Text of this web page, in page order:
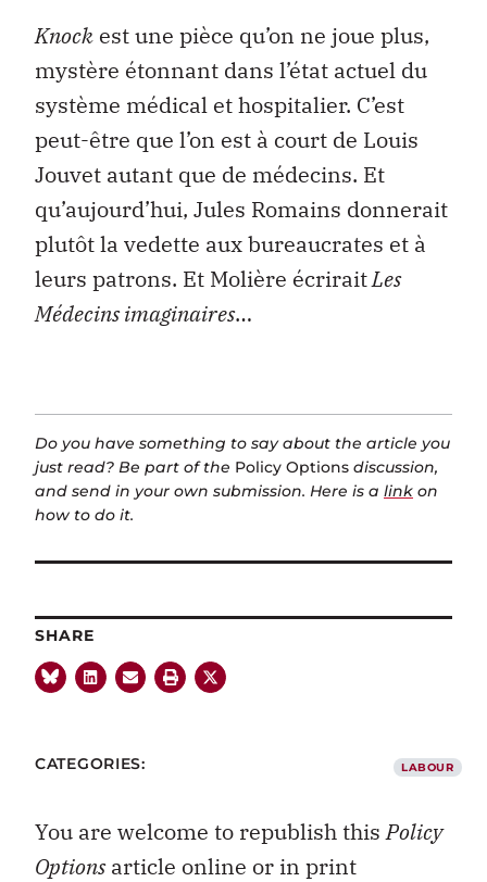
Knock est une pièce qu’on ne joue plus,
mystère étonnant dans l’état actuel du
système médical et hospitalier. C’est
peut-être que l’on est à court de Louis
Jouvet autant que de médecins. Et
qu’aujourd’hui, Jules Romains donnerait
plutôt la vedette aux bureaucrates et à
leurs patrons. Et Molière écriraitLes
Médecins imaginaires…
Do you have something to say about the article you
just read? Be part of the Policy Options discussion,
and send in your own submission. Here is a link on
how to do it.
SHARE
CATEGORIES: LABOUR
You are welcome to republish thisPolicy
Optionsarticle online or in print